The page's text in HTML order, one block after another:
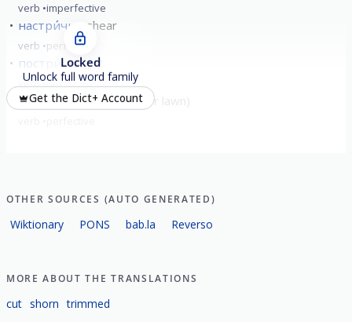
verb imperfective
настри́чь shear
verb perfective
постри́чь cut
verb perfective
подстри́чь trim (hair or lawn)
Locked
Unlock full word family
Get the Dict+ Account
OTHER SOURCES (AUTO GENERATED)
Wiktionary PONS bab.la Reverso
MORE ABOUT THE TRANSLATIONS
cut shorn trimmed